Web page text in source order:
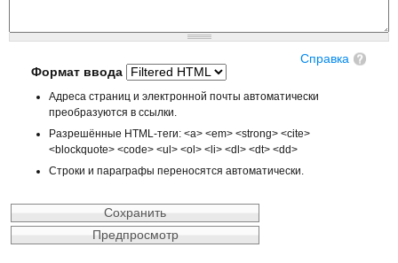
Справка
Формат ввода
Адреса страниц и электронной почты автоматически
преобразуются в ссылки.
Разрешённые HTML-теги: <a> <em> <strong> <cite>
<blockquote> <code> <ul> <ol> <li> <dl> <dt> <dd>
Строки и параграфы переносятся автоматически.